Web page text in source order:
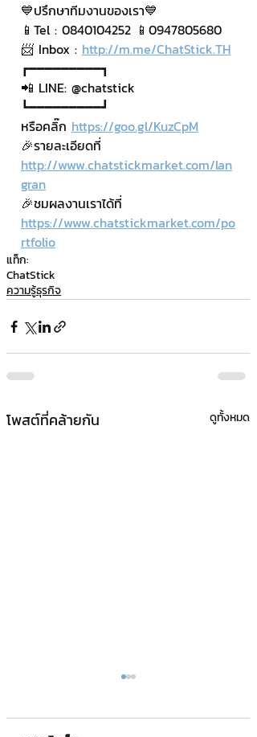
💙ปรึกษาทีมงานของเรา💙
📱Tel : 0840104252 📱0947805680
📨 Inbox : http://m.me/ChatStick.TH
┏━━━━━━━━━┓
📲 LINE: @chatstick
┗━━━━━━━━━┛
หรือคลิ๊ก https://goo.gl/KuzCpM
🎉รายละเอียดที่
http://www.chatstickmarket.com/lan
gran
🎉ชมผลงานเราได้ที่
https://www.chatstickmarket.com/po
rtfolio
แท็ก:
ChatStick
ความรู้ธุรกิจ
โพสต์ที่คล้ายกัน ดูทั้งหมด